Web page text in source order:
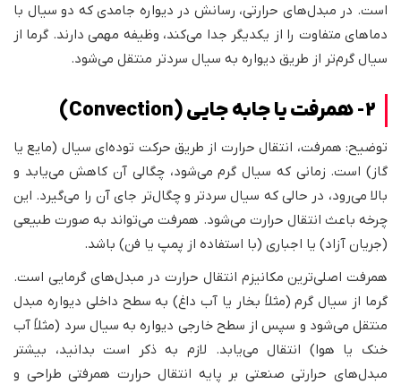
است. در مبدل‌های حرارتی، رسانش در دیواره جامدی که دو سیال با
دماهای متفاوت را از یکدیگر جدا می‌کند، وظیفه مهمی دارند. گرما از
سیال گرم‌تر از طریق دیواره به سیال سردتر منتقل می‌شود.
2- همرفت یا جابه جایی (Convection)
توضیح: همرفت، انتقال حرارت از طریق حرکت توده‌ای سیال (مایع یا
گاز) است. زمانی که سیال گرم می‌شود، چگالی آن کاهش می‌یابد و
بالا می‌رود، در حالی که سیال سردتر و چگال‌تر جای آن را می‌گیرد. این
چرخه باعث انتقال حرارت می‌شود. همرفت می‌تواند به صورت طبیعی
(جریان آزاد) یا اجباری (با استفاده از پمپ یا فن) باشد.
همرفت اصلی‌ترین مکانیزم انتقال حرارت در مبدل‌های گرمایی است.
گرما از سیال گرم (مثلاً بخار یا آب داغ) به سطح داخلی دیواره مبدل
منتقل می‌شود و سپس از سطح خارجی دیواره به سیال سرد (مثلاً آب
خنک یا هوا) انتقال می‌یابد. لازم به ذکر است بدانید، بیشتر
مبدل‌های حرارتی صنعتی بر پایه انتقال حرارت همرفتی طراحی و